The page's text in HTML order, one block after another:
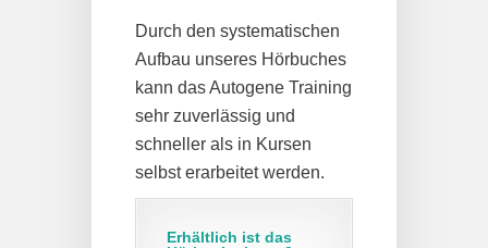
Durch den systematischen
Aufbau unseres Hörbuches
kann das Autogene Training
sehr zuverlässig und
schneller als in Kursen
selbst erarbeitet werden.
Erhältlich ist das